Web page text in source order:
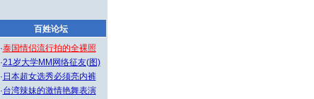
百姓论坛
·泰国情侣流行拍的全裸照
·21岁大学MM网络征友(图)
· 日本超女选秀必须亮内裤
·台湾辣妹的激情艳舞表演